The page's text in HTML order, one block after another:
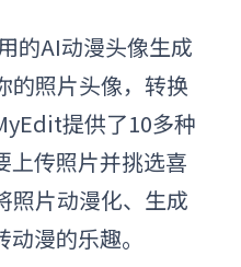
的AI动漫头像生成
的照片头像，转换
提供了10多种
上传照片并挑选喜
照片动漫化、生成
漫的乐趣。